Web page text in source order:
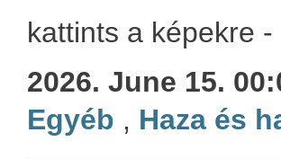
kattints a képekre -
2026. June 15.
Egyéb , Haza és